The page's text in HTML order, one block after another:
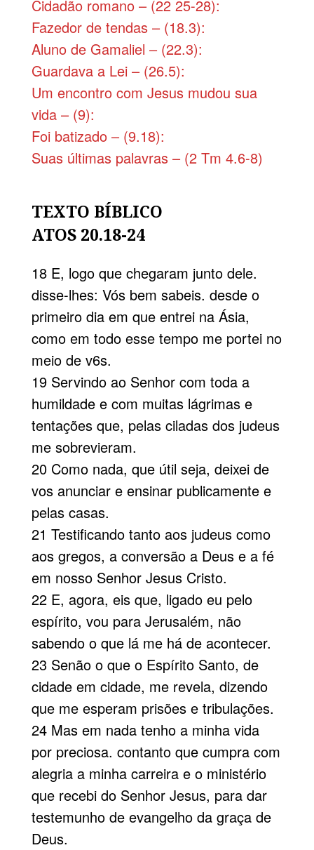
Cidadão romano – (22 25-28):
Fazedor de tendas – (18.3):
Aluno de Gamaliel – (22.3):
Guardava a Lei – (26.5):
Um encontro com Jesus mudou sua
vida – (9):
Foi batizado – (9.18):
Suas últimas palavras – (2 Tm 4.6-8)
TEXTO BÍBLICO
ATOS 20.18-24
18 E, logo que chegaram junto dele.
disse­-lhes: Vós bem sabeis. desde o
primeiro dia em que entrei na Ásia,
como em todo esse tempo me portei no
meio de v6s.
19 Servindo ao Senhor com toda a
humil­dade e com muitas lágrimas e
tentações que, pelas ciladas dos judeus
me sobrevieram.
20 Como nada, que útil seja, deixei de
vos anunciar e ensinar publicamente e
pelas casas.
21 Testificando tanto aos judeus como
aos gregos, a conversão a Deus e a fé
em nosso Senhor Jesus Cristo.
22 E, agora, eis que, ligado eu pelo
espírito, vou para Jerusalém, não
sabendo o que lá me há de acontecer.
23 Senão o que o Espírito Santo, de
cidade em cidade, me revela, dizendo
que me esperam prisões e tribulações.
24 Mas em nada tenho a minha vida
por pre­ciosa. contanto que cumpra com
alegria a minha carreira e o ministério
que recebi do Senhor Jesus, para dar
testemunho de evangelho da graça de
Deus.